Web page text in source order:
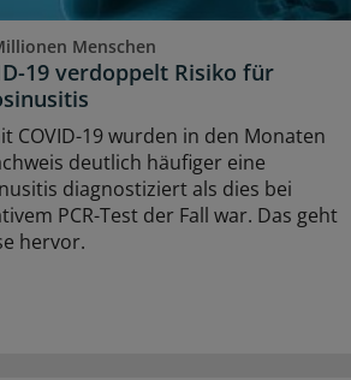
Menschen
19 verdoppelt Risiko für
COVID-19 wurden in den Monaten
deutlich häufiger eine
diagnostiziert als dies bei
PCR-Test der Fall war. Das geht
hervor.